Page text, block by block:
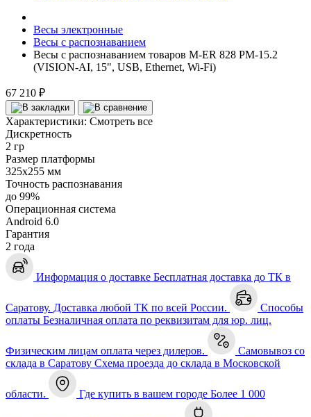
Весы электронные
Весы с распознаванием
Весы с распознаванием товаров M-ER 828 PM-15.2
(VISION-AI, 15", USB, Ethernet, Wi-Fi)
67 210 ₽
Характеристики: Смотреть все
Дискретность
2 гр
Размер платформы
325х255 мм
Точность распознавания
до 99%
Операционная система
Android 6.0
Гарантия
2 года
Информация о доставке Бесплатная доставка до ТК в
Саратову. Доставка любой ТК по всей России.
Способы
оплаты Безналичная оплата по реквизитам для юр. лиц.
Физическим лицам оплата через дилеров.
Самовывоз со
склада в Саратову Схема проезда до склада в Московской
области. Где купить в вашем городе Более 1 000